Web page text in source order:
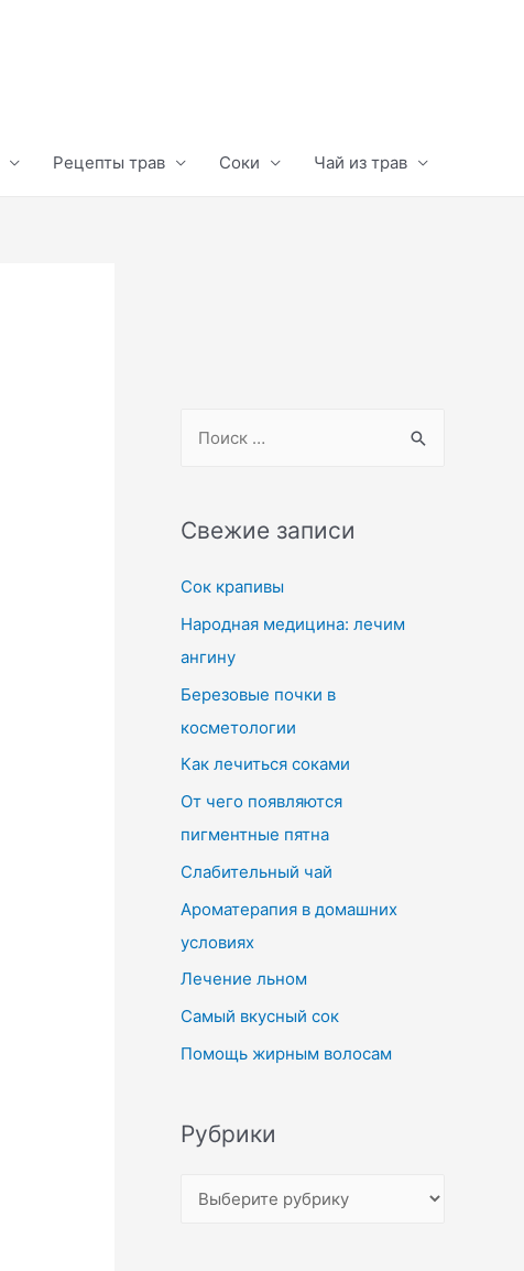
Рецепты трав Соки Чай из трав
Свежие записи
Сок крапивы
Народная медицина: лечим
ангину
Березовые почки в
косметологии
Как лечиться соками
От чего появляются
пигментные пятна
Слабительный чай
Ароматерапия в домашних
условиях
Лечение льном
Самый вкусный сок
Помощь жирным волосам
Рубрики